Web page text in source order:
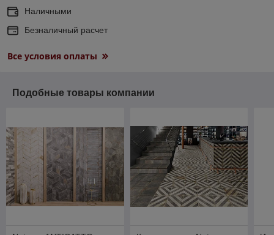
Наличными
Безналичный расчет
Все условия оплаты
Подобные товары компании